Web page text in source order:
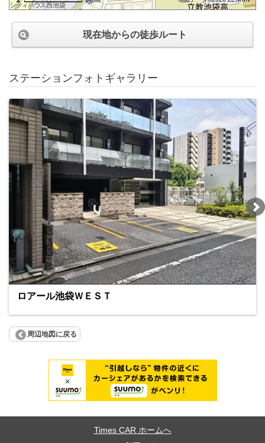
現在地からの徒歩ルート
ステーションフォトギャラリー
ロアール池袋ＷＥＳＴ
周辺地図に戻る
Times CAR ホームへ